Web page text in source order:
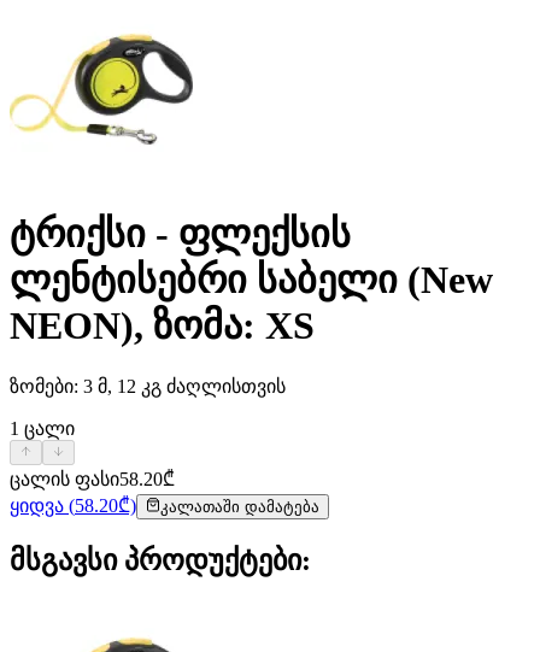
ტრიქსი - ფლექსის
ლენტისებრი საბელი (New
NEON), ზომა: XS
ზომები: 3 მ, 12 კგ ძაღლისთვის
1 ცალი
ცალის ფასი58.20₾
ყიდვა (58.20₾) კალათაში დამატება
მსგავსი პროდუქტები: